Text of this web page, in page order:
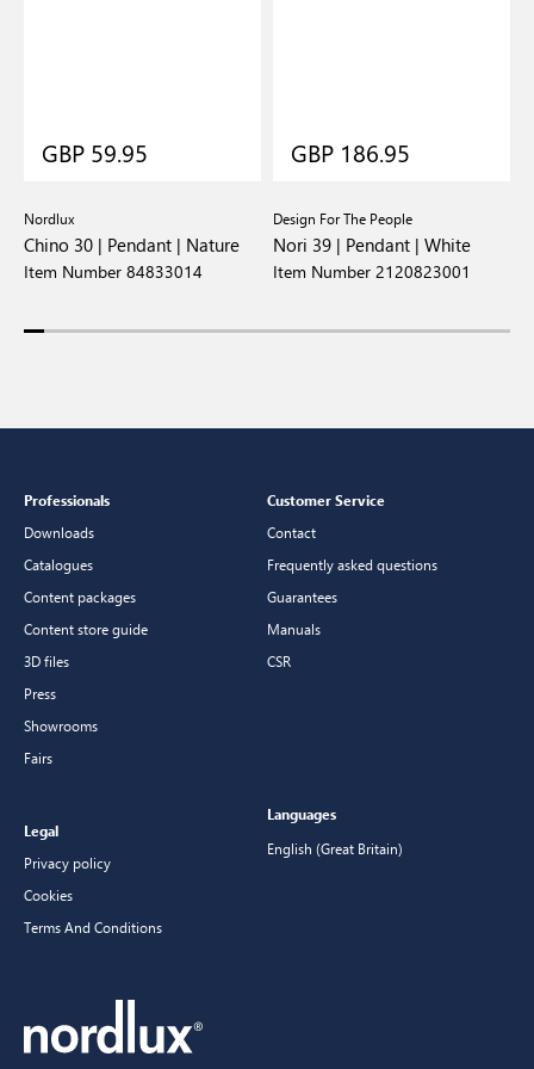
GBP 59.95
Nordlux
Chino 30 | Pendant | Nature
Item Number 84833014
GBP 186.95
Design For The People
Nori 39 | Pendant | White
Item Number 2120823001
Professionals
Downloads
Catalogues
Content packages
Content store guide
3D files
Press
Showrooms
Fairs
Customer Service
Contact
Frequently asked questions
Guarantees
Manuals
CSR
Legal
Privacy policy
Cookies
Terms And Conditions
Languages
English (Great Britain)